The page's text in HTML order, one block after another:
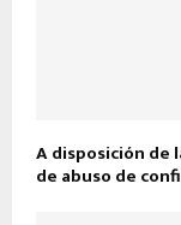
A disposición de
de abuso de